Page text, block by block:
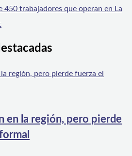
450 trabajadores que operan en La
en la región, pero pierde